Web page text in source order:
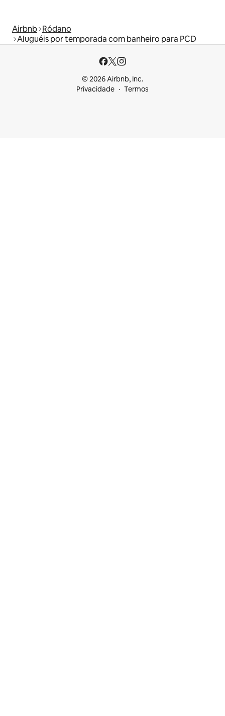
Airbnb Ródano
Aluguéis por temporada com banheiro para PCD
© 2026 Airbnb, Inc.
Privacidade
Termos